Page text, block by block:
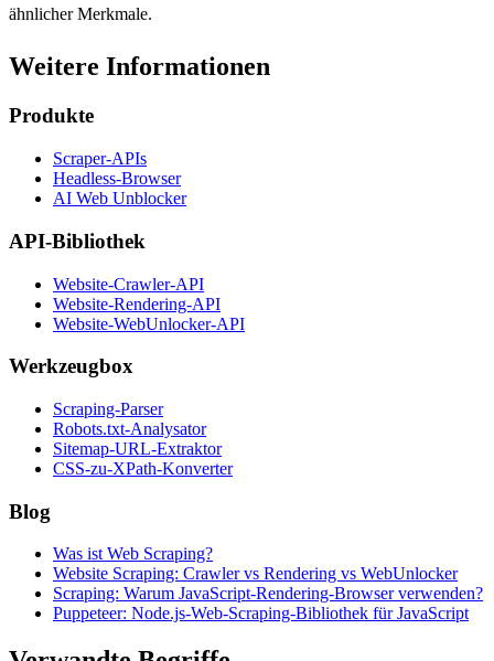
ähnlicher Merkmale.
Weitere Informationen
Produkte
Scraper-APIs
Headless-Browser
AI Web Unblocker
API-Bibliothek
Website-Crawler-API
Website-Rendering-API
Website-WebUnlocker-API
Werkzeugbox
Scraping-Parser
Robots.txt-Analysator
Sitemap-URL-Extraktor
CSS-zu-XPath-Konverter
Blog
Was ist Web Scraping?
Website Scraping: Crawler vs Rendering vs WebUnlocker
Scraping: Warum JavaScript-Rendering-Browser verwenden?
Puppeteer: Node.js-Web-Scraping-Bibliothek für JavaScript